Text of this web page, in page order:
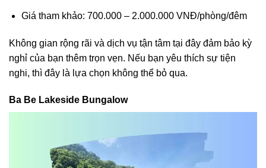
Giá tham khảo: 700.000 – 2.000.000 VNĐ/phòng/đêm
Không gian rộng rãi và dịch vụ tận tâm tại đây đảm bảo kỳ
nghỉ của bạn thêm trọn vẹn. Nếu bạn yêu thích sự tiện
nghi, thì đây là lựa chọn không thể bỏ qua.
Ba Be Lakeside Bungalow